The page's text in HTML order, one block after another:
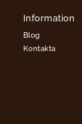
Information
Blog
Kontakta